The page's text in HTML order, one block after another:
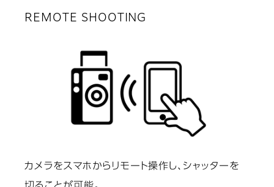
REMOTE SHOOTING
カメラをスマホからリモート操作し、シャッターを